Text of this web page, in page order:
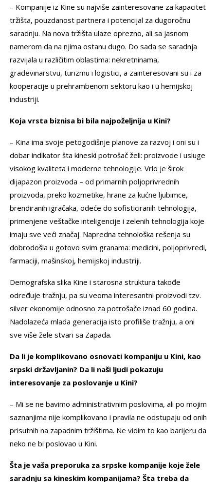
– Kompanije iz Kine su najviše zainteresovane za kapacitet
tržišta, pouzdanost partnera i potencijal za dugoročnu
saradnju. Na nova tržišta ulaze oprezno, ali sa jasnom
namerom da na njima ostanu dugo. Do sada se saradnja
razvijala u različitim oblastima: nekretninama,
građevinarstvu, turizmu i logistici, a zainteresovani su i za
kooperacije u prehrambenom sektoru kao i u hemijskoj
industriji.
Koja vrsta biznisa bi bila najpoželjnija u Kini?
– Kina ima svoje petogodišnje planove za razvoj i oni su i
dobar indikator šta kineski potrošač želi: proizvode i usluge
visokog kvaliteta i moderne tehnologije. Vrlo je širok
dijapazon proizvoda – od primarnih poljoprivrednih
proizvoda, preko kozmetike, hrane za kućne ljubimce,
brendiranih igračaka, odeće do sofisticiranih tehnologija,
primenjene veštačke inteligencije i zelenih tehnologija koje
imaju sve veći značaj. Napredna tehnološka rešenja su
dobrodošla u gotovo svim granama: medicini, poljoprivredi,
farmaciji, mašinskoj, hemijskoj industriji.
Demografska slika Kine i starosna struktura takođe
određuje tražnju, pa su veoma interesantni proizvodi tzv.
silver ekonomije odnosno za potrošače iznad 60 godina.
Nadolazeća mlada generacija isto profiliše tražnju, a oni
sve više žele stvari sa Zapada.
Da li je komplikovano osnovati kompaniju u Kini, kao
srpski državljanin? Da li naši ljudi pokazuju
interesovanje za poslovanje u Kini?
– Mi se ne bavimo administrativnim poslovima, ali po mojim
saznanjima nije komplikovano i pravila ne odstupaju od onih
prisutnih na zapadnim tržištima. Ne vidim to kao barijeru da
neko ne bi poslovao u Kini.
Šta je vaša preporuka za srpske kompanije koje žele
saradnju sa kineskim kompanijama? Šta treba da